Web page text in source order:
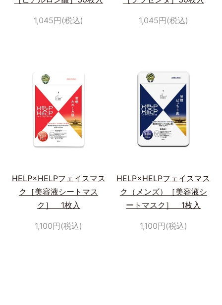
1,045円(税込) 1,045円(税込)
HELP×HELPフェイスマス
ク［美容液シートマス
ク］ 1枚入
1,100円(税込)
HELP×HELPフェイスマス
ク（メンズ）［美容液シ
ートマスク］ 1枚入
1,100円(税込)